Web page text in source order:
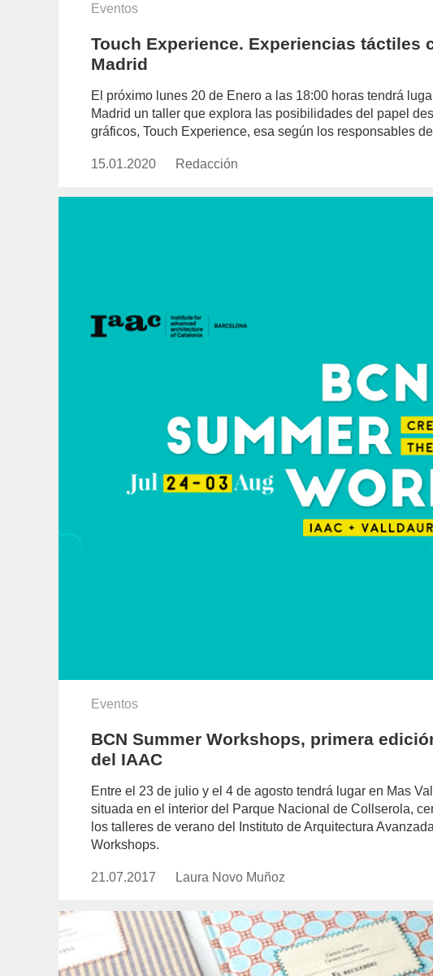
Eventos
Touch Experience. Experiencias táctiles
Madrid
El próximo lunes 20 de Enero a las 18:00 horas tendrá
Madrid un taller que explora las posibilidades del papel
gráficos, Touch Experience, esa según los responsables
Publicado
15.01.2020 https://www.experimenta.es/author/
Redacción
Eventos
BCN Summer Workshops, primera
del IAAC
Entre el 23 de julio y el 4 de agosto tendrá lugar en Mas
situada en el interior del Parque Nacional de Collserola,
los talleres de verano del Instituto de Arquitectura
Workshops.
Publicado
21.07.2017
https://www.experimenta.es/author/laura-
munoz/
Laura Novo Muñoz